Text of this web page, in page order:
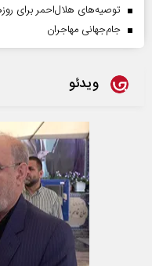
توصیه‌های هلال‌احمر برای
جام‌جهانی مهاجران
ویدئو